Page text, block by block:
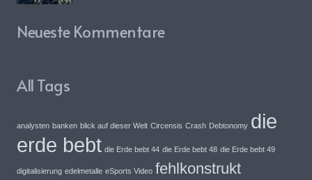
Neueste Kommentare
All Tags
analysten banken blick auf dieser Welt Circensis Crash Debtonomy die
erde bebt die Erde bebt 44 die Erde bebt 48 die Erde bebt 49
digitalisierung edelmetalle eSports Video fehlkonstrukt